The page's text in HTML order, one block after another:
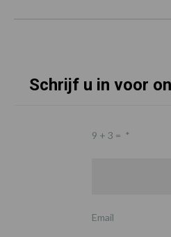
Schrijf u in voor
9 + 3 = *
Email